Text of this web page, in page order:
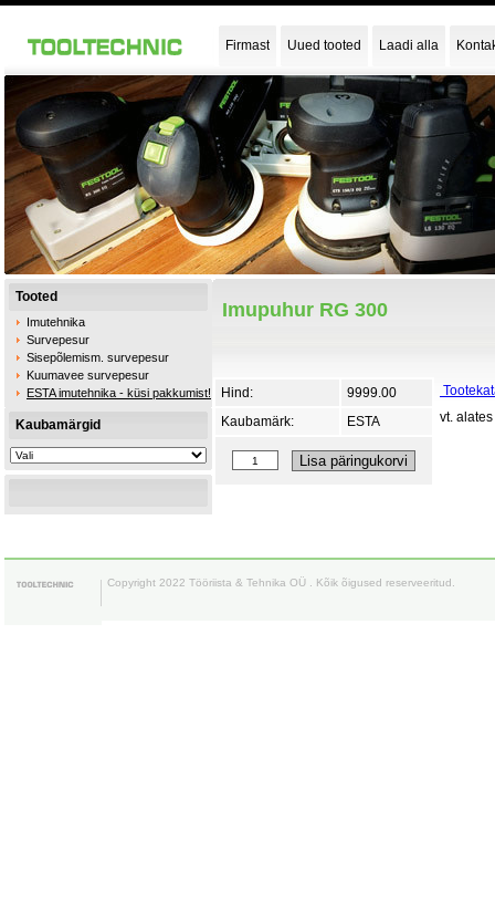
Firmast Uued tooted Laadi alla
Tooted
Imutehnika
Survepesur
Sisepõlemism. survepesur
Kuumavee survepesur
ESTA imutehnika - küsi pakkumist!
Kaubamärgid
Imupuhur RG 300
Hind:
9999.00
Kaubamärk:
ESTA
vt.
Copyright 2022 Tööriista & Tehnika OÜ . Kõik õigused reserveeritud.